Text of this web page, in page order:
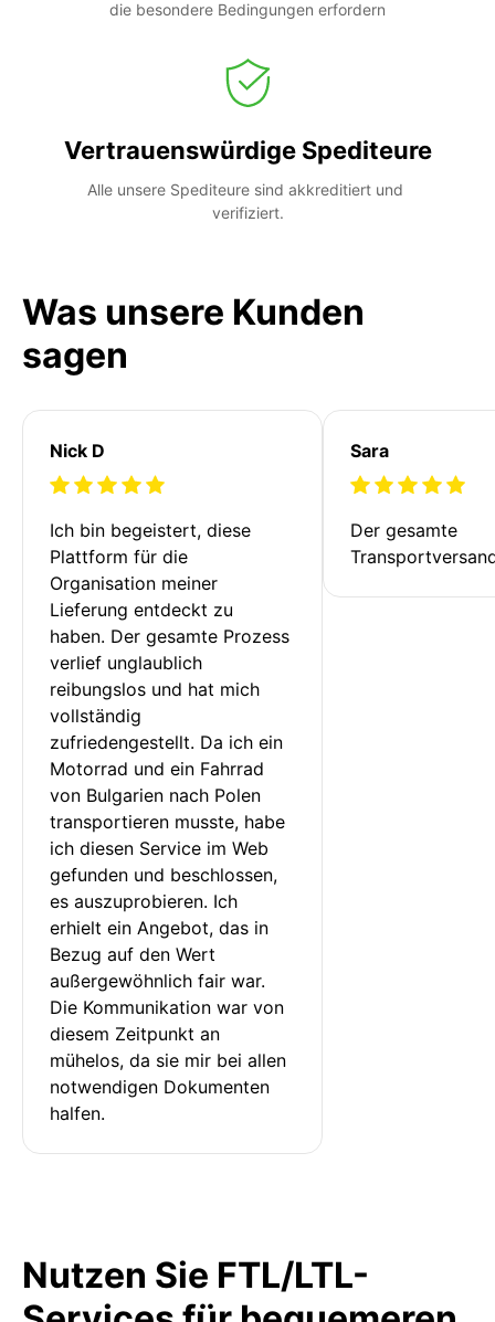
die besondere Bedingungen erfordern
Vertrauenswürdige Spediteure
Alle unsere Spediteure sind akkreditiert und
verifiziert.
Was unsere Kunden
sagen
Nick D
Ich bin begeistert, diese
Plattform für die
Organisation meiner
Lieferung entdeckt zu
haben. Der gesamte Prozess
verlief unglaublich
reibungslos und hat mich
vollständig
zufriedengestellt. Da ich ein
Motorrad und ein Fahrrad
von Bulgarien nach Polen
transportieren musste, habe
ich diesen Service im Web
gefunden und beschlossen,
es auszuprobieren. Ich
erhielt ein Angebot, das in
Bezug auf den Wert
außergewöhnlich fair war.
Die Kommunikation war von
diesem Zeitpunkt an
mühelos, da sie mir bei allen
notwendigen Dokumenten
halfen.
Sara
Der gesamte
Nutzen Sie FTL/LTL-